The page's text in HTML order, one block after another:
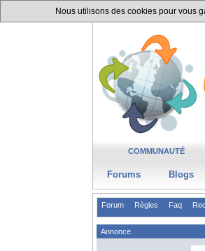
Nous utilisons des cookies pour vous
COMMUNAUTÉ
Forums Blogs
Forum Règles Faq
Annonce